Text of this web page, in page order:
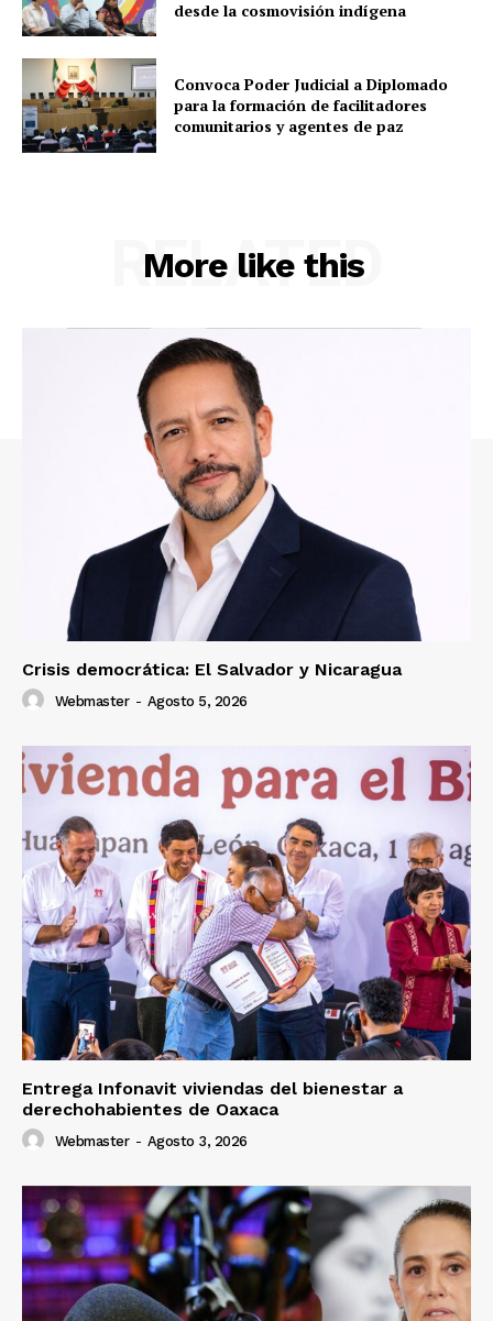
desde la cosmovisión indígena
Convoca Poder Judicial a Diplomado
para la formación de facilitadores
comunitarios y agentes de paz
More like this
RELATED
Crisis democrática: El Salvador y Nicaragua
Webmaster - Agosto 5, 2026
Entrega Infonavit viviendas del bienestar a
derechohabientes de Oaxaca
Webmaster - Agosto 3, 2026